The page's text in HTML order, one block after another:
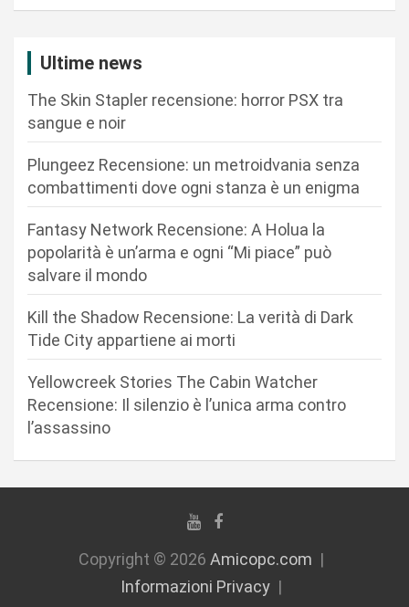
Ultime news
The Skin Stapler recensione: horror PSX tra
sangue e noir
Plungeez Recensione: un metroidvania senza
combattimenti dove ogni stanza è un enigma
Fantasy Network Recensione: A Holua la
popolarità è un’arma e ogni “Mi piace” può
salvare il mondo
Kill the Shadow Recensione: La verità di Dark
Tide City appartiene ai morti
Yellowcreek Stories The Cabin Watcher
Recensione: Il silenzio è l’unica arma contro
l’assassino
Copyright © 2026 Amicopc.com
Informazioni Privacy